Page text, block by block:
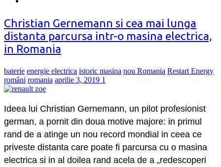
Christian Gernemann si cea mai lunga
distanta parcursa intr-o masina electrica,
in Romania
baterie energie electrica istoric masina nou Romania Restart Energy
români romania aprilie 3, 2019 1
Ideea lui Christian Gernemann, un pilot profesionist
german, a pornit din doua motive majore: in primul
rand de a atinge un nou record mondial in ceea ce
priveste distanta care poate fi parcursa cu o masina
electrica si in al doilea rand acela de a „redescoperi